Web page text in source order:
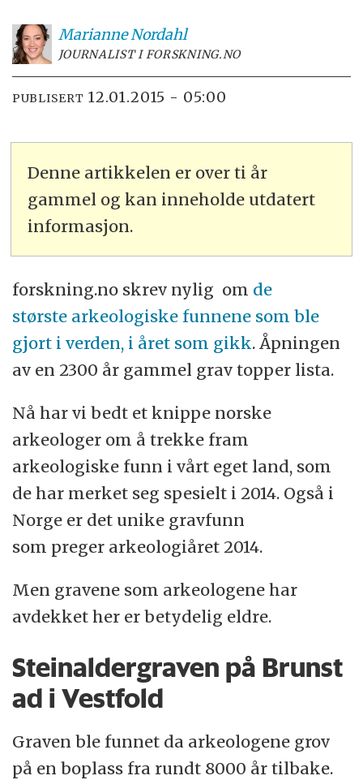
MarianneNordahl
JOURNALIST I FORSKNING.NO
PUBLISERT 12.01.2015 - 05:00
Denne artikkelen er over ti år
gammel og kan inneholde utdatert
informasjon.
forskning.no skrev nylig om de
største arkeologiske funnene som ble
gjort i verden, i året som gikk. Åpningen
av en 2300 år gammel grav topper lista.
Nå har vi bedt et knippe norske
arkeologer om å trekke fram
arkeologiske funn i vårt eget land, som
de har merket seg spesielt i 2014. Også i
Norge er det unike gravfunn
som preger arkeologiåret 2014.
Men gravene som arkeologene har
avdekket her er betydelig eldre.
Steinaldergraven på Brunst
ad i Vestfold
Graven ble funnet da arkeologene grov
på en boplass fra rundt 8000 år tilbake.